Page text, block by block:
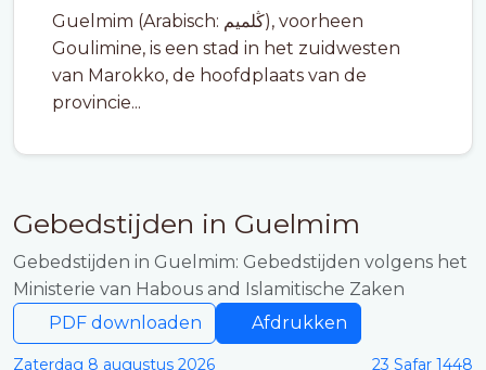
Guelmim (Arabisch: ڭلميم), voorheen
Goulimine, is een stad in het zuidwesten
van Marokko, de hoofdplaats van de
provincie...
Gebedstijden in Guelmim
Gebedstijden in Guelmim: Gebedstijden volgens het
Ministerie van Habous and Islamitische Zaken
PDF downloaden
Afdrukken
Zaterdag 8 augustus 2026 23 Safar 1448